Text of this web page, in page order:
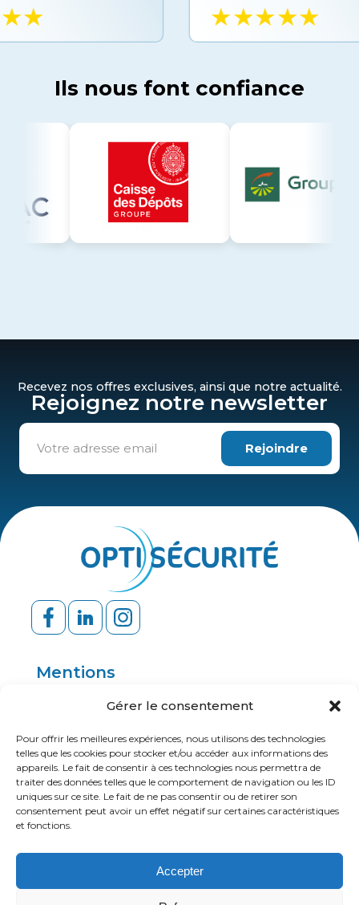
Gérer le consentement
Pour offrir les meilleures expériences, nous utilisons des technologies
telles que les cookies pour stocker et/ou accéder aux informations des
appareils. Le fait de consentir à ces technologies nous permettra de
traiter des données telles que le comportement de navigation ou les ID
uniques sur ce site. Le fait de ne pas consentir ou de retirer son
consentement peut avoir un effet négatif sur certaines caractéristiques
et fonctions.
Accepter
★★★★★
Ils nous font confiance
Recevez nos offres exclusives, ainsi que notre actualité.
Rejoignez notre newsletter
Mentions
Politique de confidentialité
Ressources
Application mobile
Portail client